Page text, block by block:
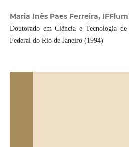
Maria Inês Paes Ferreira,
Doutorado em Ciência e Tecnologia
Federal do Rio de Janeiro (1994)